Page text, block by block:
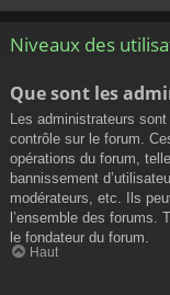
Niveaux des
Que sont les
Les administrateurs
contrôle sur le forum.
opérations du forum,
bannissement
modérateurs, etc. Ils
l’ensemble des forums.
le fondateur du forum.
Haut